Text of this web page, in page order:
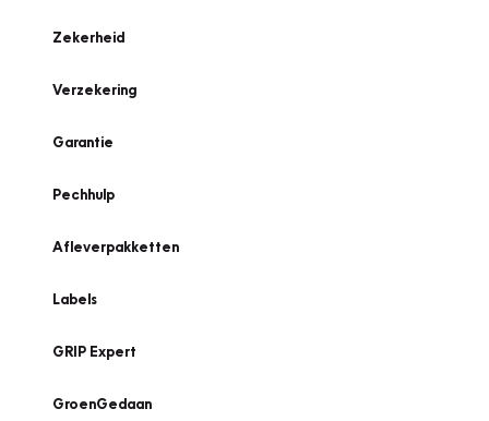
Zekerheid
Verzekering
Garantie
Pechhulp
Afleverpakketten
Labels
GRIP Expert
GroenGedaan